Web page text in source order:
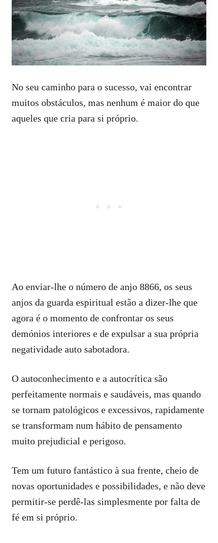
No seu caminho para o sucesso, vai encontrar
muitos obstáculos, mas nenhum é maior do que
aqueles que cria para si próprio.
Ao enviar-lhe o número de anjo 8866, os seus
anjos da guarda espiritual estão a dizer-lhe que
agora é o momento de confrontar os seus
demónios interiores e de expulsar a sua própria
negatividade auto sabotadora.
O autoconhecimento e a autocrítica são
perfeitamente normais e saudáveis, mas quando
se tornam patológicos e excessivos, rapidamente
se transformam num hábito de pensamento
muito prejudicial e perigoso.
Tem um futuro fantástico à sua frente, cheio de
novas oportunidades e possibilidades, e não deve
permitir-se perdê-las simplesmente por falta de
fé em si próprio.